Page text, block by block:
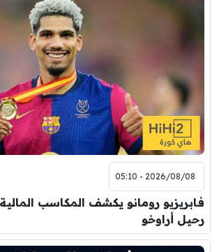
2026/08/08 - 05:10
فابريزيو رومانو يكشف المكاسب
رحيل أراوخو